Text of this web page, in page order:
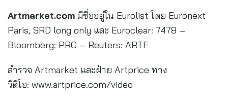
Artmarket.com มีชื่ออยู่ใน Eurolist โดย Euronext
Paris, SRD long only และ Euroclear: 7478 –
Bloomberg: PRC – Reuters: ARTF
สำรวจ Artmarket และฝ่าย Artprice ทาง
วิดีโอ: www.artprice.com/video